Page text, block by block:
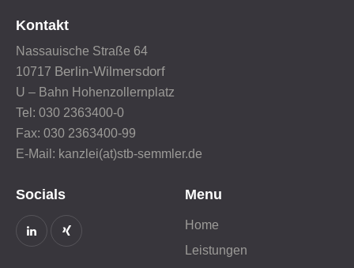
Kontakt
Nassauische Straße 64
10717 Berlin-Wilmersdorf
U – Bahn Hohenzollernplatz
Tel: 030 2363400-0
Fax: 030 2363400-99
E-Mail: kanzlei(at)stb-semmler.de
Socials Menu
Home
Leistungen